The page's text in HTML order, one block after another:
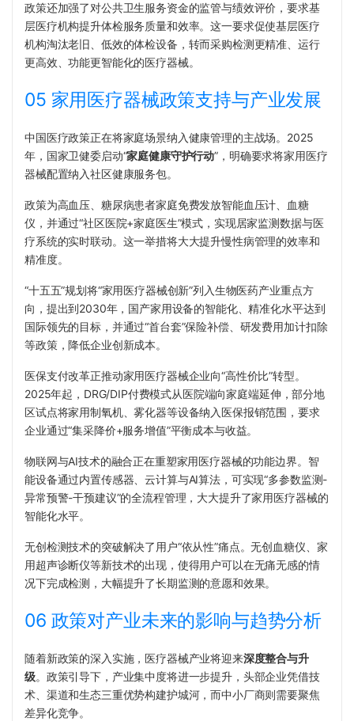
政策还加强了对公共卫生服务资金的监管与绩效评价，要求基
层医疗机构提升体检服务质量和效率。这一要求促使基层医疗
机构淘汰老旧、低效的体检设备，转而采购检测更精准、运行
更高效、功能更智能化的医疗器械。
05 家用医疗器械政策支持与产业发展
中国医疗政策正在将家庭场景纳入健康管理的主战场。2025
年，国家卫健委启动“家庭健康守护行动”，明确要求将家用医疗
器械配置纳入社区健康服务包。
政策为高血压、糖尿病患者家庭免费发放智能血压计、血糖
仪，并通过“社区医院+家庭医生”模式，实现居家监测数据与医
疗系统的实时联动。这一举措将大大提升慢性病管理的效率和
精准度。
“十五五”规划将“家用医疗器械创新”列入生物医药产业重点方
向，提出到2030年，国产家用设备的智能化、精准化水平达到
国际领先的目标，并通过“首台套”保险补偿、研发费用加计扣除
等政策，降低企业创新成本。
医保支付改革正推动家用医疗器械企业向“高性价比”转型。
2025年起，DRG/DIP付费模式从医院端向家庭端延伸，部分地
区试点将家用制氧机、雾化器等设备纳入医保报销范围，要求
企业通过“集采降价+服务增值”平衡成本与收益。
物联网与AI技术的融合正在重塑家用医疗器械的功能边界。智
能设备通过内置传感器、云计算与AI算法，可实现“多参数监测-
异常预警-干预建议”的全流程管理，大大提升了家用医疗器械的
智能化水平。
无创检测技术的突破解决了用户“依从性”痛点。无创血糖仪、家
用超声诊断仪等新技术的出现，使得用户可以在无痛无感的情
况下完成检测，大幅提升了长期监测的意愿和效果。
06 政策对产业未来的影响与趋势分析
随着新政策的深入实施，医疗器械产业将迎来深度整合与升
级。政策引导下，产业集中度将进一步提升，头部企业凭借技
术、渠道和生态三重优势构建护城河，而中小厂商则需要聚焦
差异化竞争。